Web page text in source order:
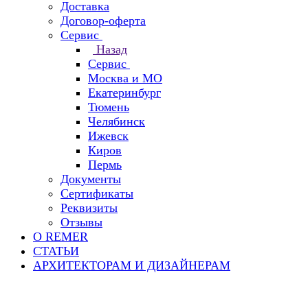
Доставка
Договор-оферта
Сервис
Назад
Сервис
Москва и МО
Екатеринбург
Тюмень
Челябинск
Ижевск
Киров
Пермь
Документы
Сертификаты
Реквизиты
Отзывы
О REMER
СТАТЬИ
АРХИТЕКТОРАМ И ДИЗАЙНЕРАМ